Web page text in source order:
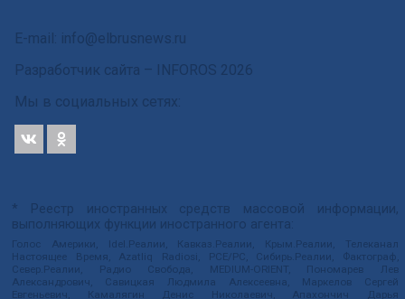
E-mail: info@elbrusnews.ru
Разработчик сайта – INFOROS 2026
Мы в социальных сетях:
* Реестр иностранных средств массовой информации,
выполняющих функции иностранного агента:
Голос Америки, Idel.Реалии, Кавказ.Реалии, Крым.Реалии, Телеканал
Настоящее Время, Azatliq Radiosi, PCE/PC, Сибирь.Реалии, Фактограф,
Север.Реалии, Радио Свобода, MEDIUM-ORIENT, Пономарев Лев
Александрович, Савицкая Людмила Алексеевна, Маркелов Сергей
Евгеньевич, Камалягин Денис Николаевич, Апахончич Дарья